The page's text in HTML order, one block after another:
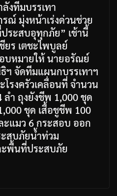
งทีมบรรเทา
ณ์ มุ่งหน้าเร่งด่วนช่วย
ระสบอุทุกภัย” เช้านี้
ยร เตชะไพบูลย์
บหมายให้ นายอรัณย์
ฯ จัดทีมแผนกบรรเทาฯ
รงครัวเคลื่อนที่ จำนวน
ลำ ถุงยังชีพ 1,000 ชุด
ชุด เสื้อชูชีพ 100
แมว 6 กระสอบ ออก
สบภัยน้ำท่วม
ะพื้นที่ประสบภัย